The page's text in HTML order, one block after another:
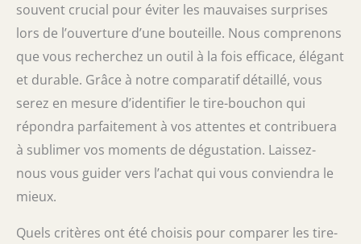
souvent crucial pour éviter les mauvaises surprises
lors de l’ouverture d’une bouteille. Nous comprenons
que vous recherchez un outil à la fois efficace, élégant
et durable. Grâce à notre comparatif détaillé, vous
serez en mesure d’identifier le tire-bouchon qui
répondra parfaitement à vos attentes et contribuera
à sublimer vos moments de dégustation. Laissez-
nous vous guider vers l’achat qui vous conviendra le
mieux.
Quels critères ont été choisis pour comparer les tire-